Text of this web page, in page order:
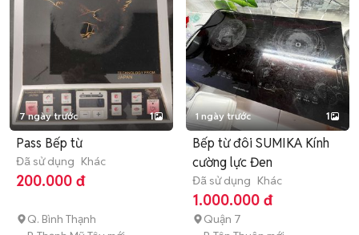
7 ngày trước 1
Pass Bếp từ
Đã sử dụng Khác
200.000 đ
Q. Bình Thạnh
1 ngày trước 1
Bếp từ đôi SUMIKA Kính
cường lực Đen
Đã sử dụng Khác
1.000.000 đ
Quận 7